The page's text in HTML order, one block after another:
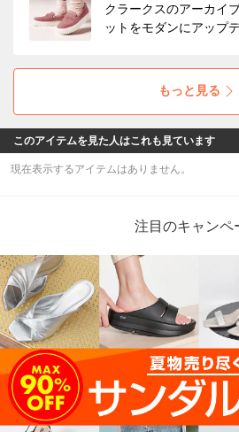
クラークスのアーカイ
ットをモダンにアップ
量の厚底ソールで気分も
もっと見る
このアイテムを見た人はこれも見ています
現在表示するアイテムはありません。
注目のキャンペ